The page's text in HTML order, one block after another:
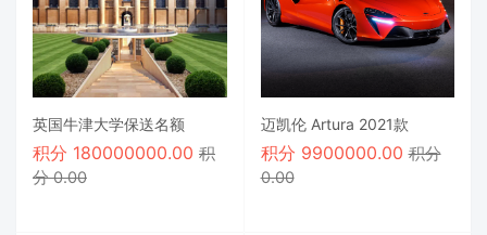
英国牛津大学保送名额
积分 180000000.00 积
分 0.00
迈凯伦 Artura 2021款
积分 9900000.00积分
0.00